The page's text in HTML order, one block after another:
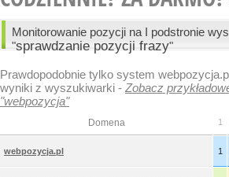
Monitorowanie pozycji na I podstronie
"sprawdzanie pozycji frazy"
Prawdopodobnie tylko system
wyniki z wyszukiwarki - Zobacz
"webpozycja"
Domena 1
webpozycja.pl 1